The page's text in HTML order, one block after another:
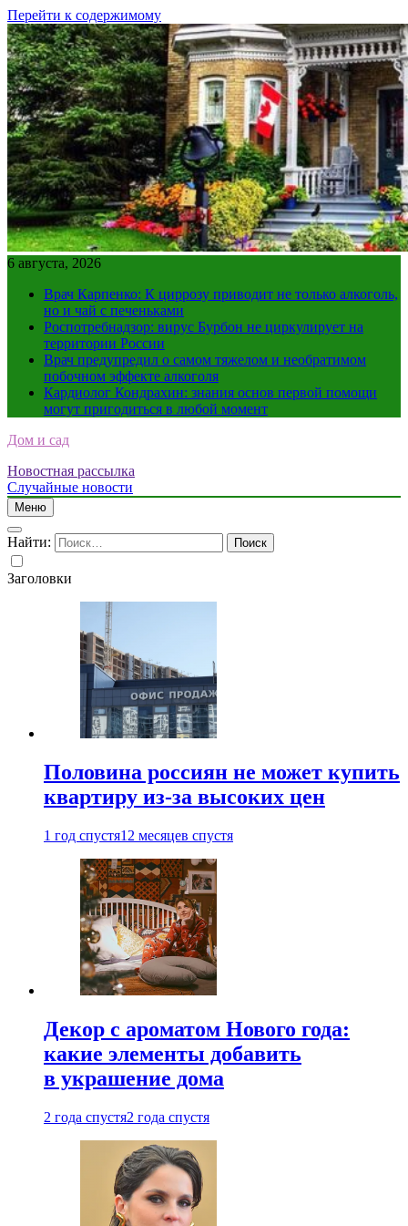
Перейти к содержимому
6 августа, 2026
Врач Карпенко: К циррозу приводит не только алкоголь,
но и чай с печеньками
Роспотребнадзор: вирус Бурбон не циркулирует на
территории России
Врач предупредил о самом тяжелом и необратимом
побочном эффекте алкоголя
Кардиолог Кондрахин: знания основ первой помощи
могут пригодиться в любой момент
Дом и сад
Новостная рассылка
Случайные новости
Меню
Найти:
Заголовки
Половина россиян не может купить
квартиру из-за высоких цен
1 год спустя12 месяцев спустя
Декор с ароматом Нового года:
какие элементы добавить
в украшение дома
2 года спустя2 года спустя